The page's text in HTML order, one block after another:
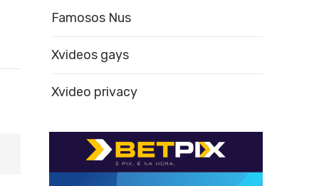
Famosos Nus
Xvideos gays
Xvideo privacy